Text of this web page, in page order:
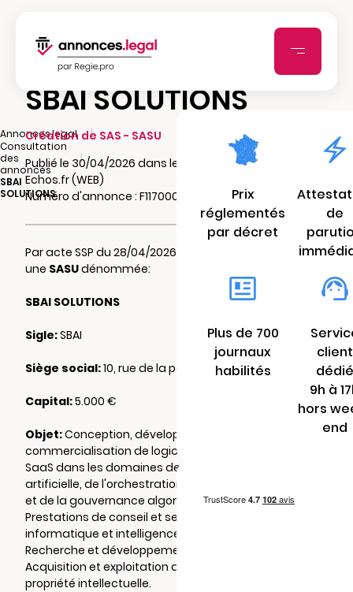
Annonces.legal
|
Consultation
des
annonces
|
SBAI
SOLUTIONS
SBAI SOLUTIONS
Création de SAS - SASU
Publié le 30/04/2026 dans le journal Les
Echos.fr (WEB)
Numéro d'annonce : F11700007wv08
Par acte SSP du 28/04/2026 il a été constitué
une SASUdénommée:
SBAI SOLUTIONS
Sigle:SBAI
Siège social:10, rue de la paix 75002 PARIS
Capital:5.000 €
Objet:Conception, développement et
commercialisation de logiciels et solutions
SaaS dans les domaines de l'intelligence
artificielle, de l'orchestration multi-agents
et de la gouvernance algorithmique.
Prestations de conseil et services en
informatique et intelligence artificielle.
Recherche et développement en IA.
Acquisition et exploitation de droits de
propriété intellectuelle.
Prix
réglementés
par décret
de
Plus de 700
journaux
habilités
client
dédié
9h à
hors
end